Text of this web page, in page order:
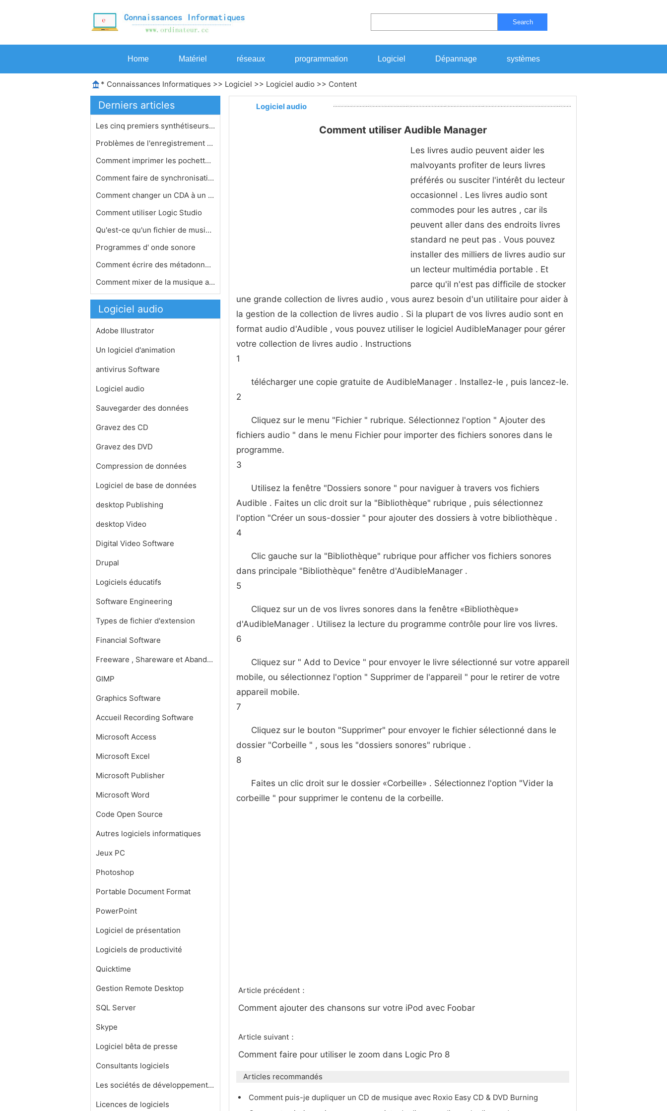
Search
Home Matériel réseaux programmation Logiciel Dépannage systèmes
* Connaissances Informatiques >> Logiciel >> Logiciel audio >> Content
Derniers articles
Les cinq premiers synthétiseurs sur…
Problèmes de l'enregistrement avec …
Comment imprimer les pochettes d'alb…
Comment faire de synchronisation aud…
Comment changer un CDA à un WMA
Comment utiliser Logic Studio
Qu'est-ce qu'un fichier de musique L…
Programmes d' onde sonore
Comment écrire des métadonnées po…
Comment mixer de la musique avec Aud…
Logiciel audio
Adobe Illustrator
Un logiciel d'animation
antivirus Software
Logiciel audio
Sauvegarder des données
Gravez des CD
Gravez des DVD
Compression de données
Logiciel de base de données
desktop Publishing
desktop Video
Digital Video Software
Drupal
Logiciels éducatifs
Software Engineering
Types de fichier d'extension
Financial Software
Freeware , Shareware et Abandonware
GIMP
Graphics Software
Accueil Recording Software
Microsoft Access
Microsoft Excel
Microsoft Publisher
Microsoft Word
Code Open Source
Autres logiciels informatiques
Jeux PC
Photoshop
Portable Document Format
PowerPoint
Logiciel de présentation
Logiciels de productivité
Quicktime
Gestion Remote Desktop
SQL Server
Skype
Logiciel bêta de presse
Consultants logiciels
Les sociétés de développement de logiciels
Licences de logiciels
Logiciel audio
Comment utiliser Audible Manager
Les livres audio peuvent aider les
malvoyants profiter de leurs livres
préférés ou susciter l'intérêt du lecteur
occasionnel . Les livres audio sont
commodes pour les autres , car ils
peuvent aller dans des endroits livres
standard ne peut pas . Vous pouvez
installer des milliers de livres audio sur
un lecteur multimédia portable . Et
parce qu'il n'est pas difficile de stocker
une grande collection de livres audio , vous aurez besoin d'un utilitaire pour aider à
la gestion de la collection de livres audio . Si la plupart de vos livres audio sont en
format audio d'Audible , vous pouvez utiliser le logiciel AudibleManager pour gérer
votre collection de livres audio . Instructions
1
télécharger une copie gratuite de AudibleManager . Installez-le , puis lancez-le.
2
Cliquez sur le menu "Fichier " rubrique. Sélectionnez l'option " Ajouter des
fichiers audio " dans le menu Fichier pour importer des fichiers sonores dans le
programme.
3
Utilisez la fenêtre "Dossiers sonore " pour naviguer à travers vos fichiers
Audible . Faites un clic droit sur ​​la "Bibliothèque" rubrique , puis sélectionnez
l'option "Créer un sous-dossier " pour ajouter des dossiers à votre bibliothèque .
4
Clic gauche sur la "Bibliothèque" rubrique pour afficher vos fichiers sonores
dans principale "Bibliothèque" fenêtre d'AudibleManager .
5
Cliquez sur un de vos livres sonores dans la fenêtre «Bibliothèque»
d'AudibleManager . Utilisez la lecture du programme contrôle pour lire vos livres.
6
Cliquez sur " Add to Device " pour envoyer le livre sélectionné sur votre appareil
mobile, ou sélectionnez l'option " Supprimer de l'appareil " pour le retirer de votre
appareil mobile.
7
Cliquez sur le bouton "Supprimer" pour envoyer le fichier sélectionné dans le
dossier "Corbeille " , sous les "dossiers sonores" rubrique .
8
Faites un clic droit sur ​​le dossier «Corbeille» . Sélectionnez l'option "Vider la
corbeille " pour supprimer le contenu de la corbeille.
Article précédent：
Comment ajouter des chansons sur votre iPod avec Foobar
Article suivant：
Comment faire pour utiliser le zoom dans Logic Pro 8
Articles recommandés
Comment puis-je dupliquer un CD de musique avec Roxio Easy CD & DVD Burning